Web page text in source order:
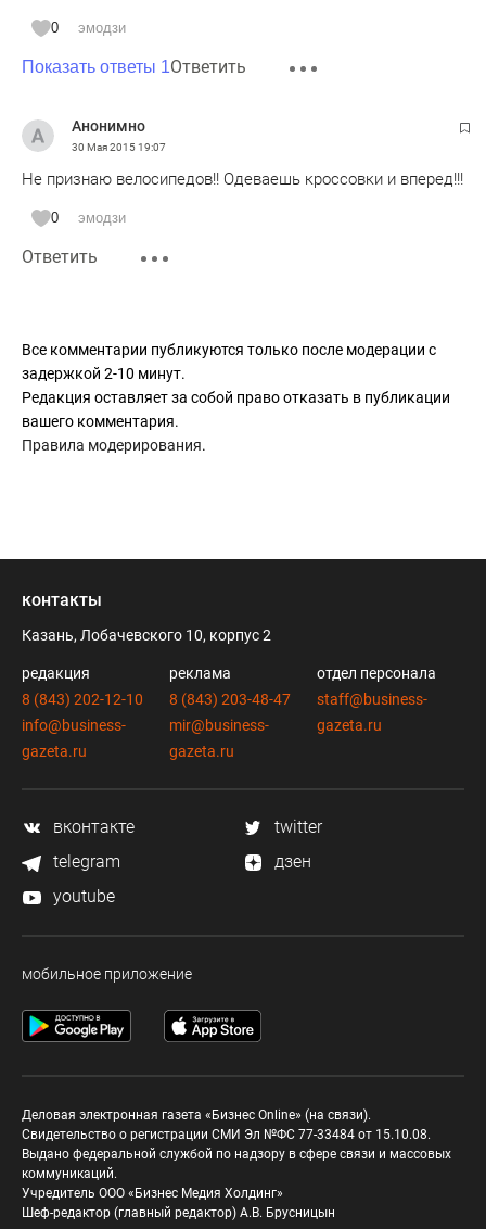
0 эмодзи
Показать ответы 1Ответить
Анонимно
30 Мая 201519:07
Не признаю велосипедов!! Одеваешь кроссовки и вперед!!!
0 эмодзи
Ответить
Все комментарии публикуются только после модерации с
задержкой 2-10 минут.
Редакция оставляет за собой право отказать в публикации
вашего комментария.
Правила модерирования.
контакты
Казань, Лобачевского 10, корпус 2
редакция
8 (843) 202-12-10
info@business-
gazeta.ru
реклама
8 (843) 203-48-47
mir@business-
gazeta.ru
отдел персонала
staff@business-
gazeta.ru
вконтакте
twitter
telegram
дзен
youtube
мобильное приложение
Деловая электронная газета «Бизнес Online» (на связи).
Свидетельство о регистрации СМИ Эл №ФС 77-33484 от 15.10.08.
Выдано федеральной службой по надзору в сфере связи и массовых
коммуникаций.
Учредитель ООО «Бизнес Медия Холдинг»
Шеф-редактор (главный редактор) А.В. Брусницын